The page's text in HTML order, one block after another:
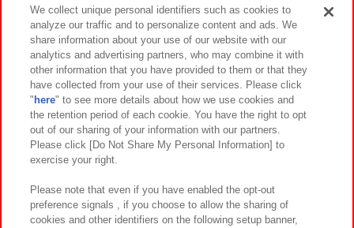
イベント・キャンペーン
関連会社 サステナビリティ サイトポリシー
プライバシーポリシー ウェブアクセシビリティ方針と検証結果
お取引先さまとともに
カスタマーハラスメント対応方針 よくあるご質問・お問い合わせ
We collect unique personal identifiers such as cookies to
analyze our traffic and to personalize content and ads. We
share information about your use of our website with our
analytics and advertising partners, who may combine it with
other information that you have provided to them or that they
have collected from your use of their services. Please click
" here" to see more details about how we use cookies and
the retention period of each cookie. You have the right to opt
out of our sharing of your information with our partners.
Please click [Do Not Share My Personal Information] to
exercise your right.
Please note that even if you have enabled the opt-out
preference signals , if you choose to allow the sharing of
cookies and other identifiers on the following setup banner,